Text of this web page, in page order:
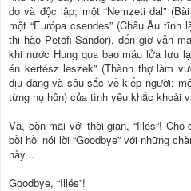
do và độc lập; một “Nemzeti dal”
một “Európa csendes” (Châu Âu
thi hào Petõfi Sándor), đến giờ vẫn
khi nước Hung qua bao máu lửa lưu
én kertész leszek” (Thành thợ làm
dịu dàng và sâu sắc về kiếp người;
từng nụ hôn) của tình yêu khắc khoải
Và, còn mãi với thời gian, “Illés”!
bồi hồi nói lời “Goodbye” với những
này...
Goodbye, “Illés”!